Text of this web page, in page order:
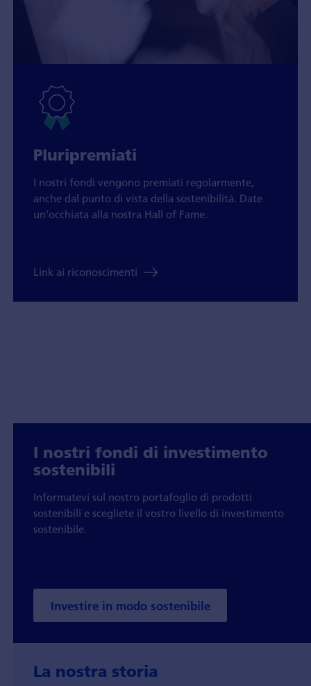
Pluripremiati
I nostri fondi vengono premiati regolarmente,
anche dal punto di vista della sostenibilità. Date
un’occhiata alla nostra Hall of Fame.
Link ai riconoscimenti
I nostri fondi di investimento
sostenibili
Informatevi sul nostro portafoglio di prodotti
sostenibili e scegliete il vostro livello di investimento
sostenibile.
Investire in modo sostenibile
La nostra storia